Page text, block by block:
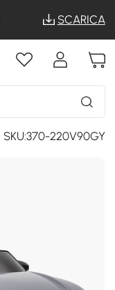
SCARICA
SKU:370-220V90GY